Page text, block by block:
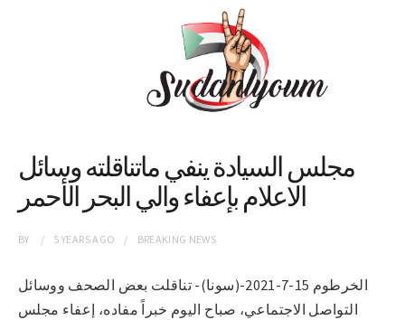
مجلس السيادة ينفي ماتناقلته وسائل
الاعلام بإعفاء والي البحر الأحمر
BY 5 YEARSAGO BREAKING NEWS
الخرطوم 15-7-2021-(سونا)- تناقلت بعض الصحف ووسائل
التواصل الاجتماعي، صباح اليوم خبراً مفاده، إعفاء مجلس